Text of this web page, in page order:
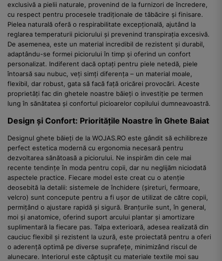
exclusivă a pielii naturale, provenind de la furnizori de încredere,
cu respect pentru procesele tradiționale de tăbăcire și finisare.
Pielea naturală oferă o respirabilitate excepțională, ajutând la
reglarea temperaturii piciorului și prevenind transpirația excesivă.
De asemenea, este un material incredibil de rezistent și durabil,
adaptându-se formei piciorului în timp și oferind un confort
personalizat. Indiferent dacă optați pentru piele netedă, piele
întoarsă sau nubuc, veți simți diferența – un material moale,
flexibil, dar robust, gata să facă față oricărei provocări. Aceste
proprietăți fac din ghetele noastre băieți o investiție pe termen
lung în sănătatea și confortul picioarelor copilului dumneavoastră.
Design și Confort: Prioritățile Noastre în Ghete Baiat
Designul ghete băieți de la WOJAS.RO este gândit să echilibreze
perfect estetica modernă cu ergonomia necesară pentru
dezvoltarea sănătoasă a piciorului. Ne inspirăm din cele mai
recente tendințe în moda pentru copii, dar nu neglijăm niciodată
aspectele practice. Fiecare model este creat cu o atenție
deosebită la detalii: sistemele de închidere (șireturi, fermoare,
velcro) sunt concepute pentru a fi ușor de utilizat de către copii,
permițând o ajustare rapidă și sigură. Branțurile sunt, în general,
moi și anatomice, oferind suport arcului plantar și amortizare
suplimentară la fiecare pas. Talpa exterioară, adesea realizată din
cauciuc flexibil și rezistent la uzură, este proiectată pentru a oferi
o aderență optimă pe diverse suprafețe, minimizând riscul de
alunecare. Interiorul este căptușit cu materiale textile moi sau